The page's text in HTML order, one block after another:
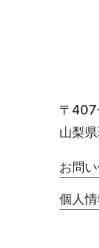
〒
山梨
お問
個人